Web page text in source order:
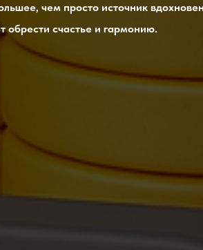
чем просто источник
обрести счастье и гармонию.